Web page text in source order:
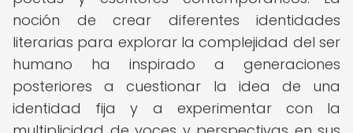
noción de crear diferentes identidades
literarias para explorar la complejidad del ser
humano ha inspirado a generaciones
posteriores a cuestionar la idea de una
identidad fija y a experimentar con la